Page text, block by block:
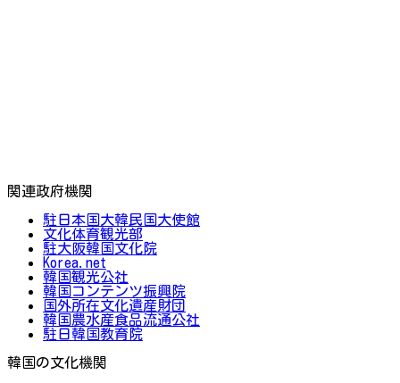
関連政府機関
駐日本国大韓民国大使館
文化体育観光部
駐大阪韓国文化院
Korea.net
韓国観光公社
韓国コンテンツ振興院
国外所在文化遺産財団
韓国農水産食品流通公社
駐日韓国教育院
韓国の文化機関